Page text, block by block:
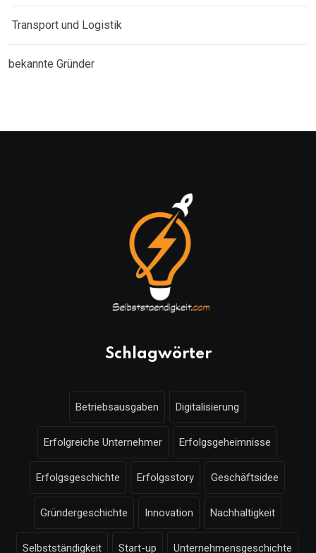
Transport und Logistik
bekannte Gründer
Schlagwörter
Betriebsausgaben Digitalisierung
Erfolgreiche Unternehmer Erfolgsgeheimnisse
Erfolgsgeschichte Erfolgsstory Geschäftsidee
Gründergeschichte Innovation Nachhaltigkeit
Selbstständigkeit Start-up Unternehmensgeschichte